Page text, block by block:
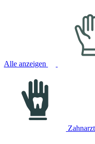
Alle anzeigen